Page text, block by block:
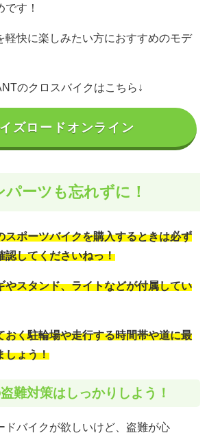
す！
軽快に楽しみたい方におすすめのモデ
のクロスバイクはこちら↓
ズロードオンライン
ーツも忘れずに！
スポーツバイクを購入するときは必ず
認してくださいねっ！
やスタンド、ライトなどが付属してい
おく駐輪場や走行する時間帯や道に最
しょう！
盗難対策はしっかりしよう！
ドバイクが欲しいけど、盗難が心